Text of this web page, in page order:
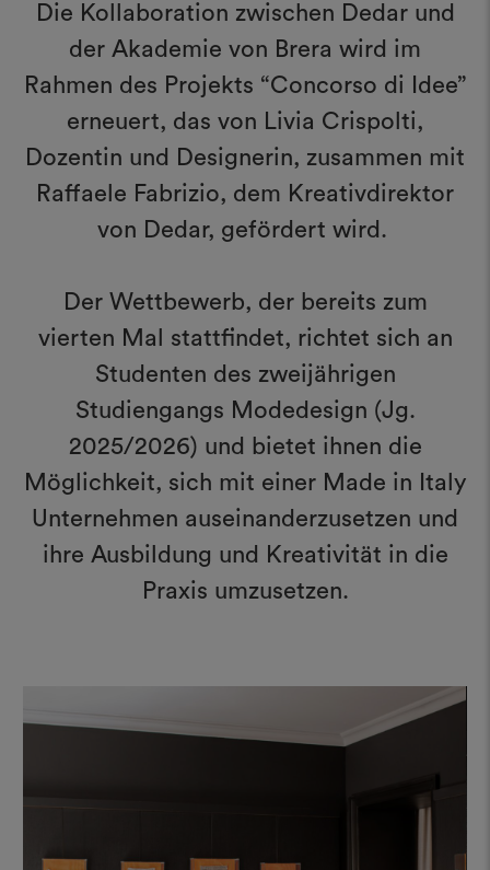
Die Kollaboration zwischen Dedar und
der Akademie von Brera wird im
Rahmen des Projekts “Concorso di Idee”
erneuert, das von Livia Crispolti,
Dozentin und Designerin, zusammen mit
Raffaele Fabrizio, dem Kreativdirektor
von Dedar, gefördert wird.
Der Wettbewerb, der bereits zum
vierten Mal stattfindet, richtet sich an
Studenten des zweijährigen
Studiengangs Modedesign (Jg.
2025/2026) und bietet ihnen die
Möglichkeit, sich mit einer Made in Italy
Unternehmen auseinanderzusetzen und
ihre Ausbildung und Kreativität in die
Praxis umzusetzen.